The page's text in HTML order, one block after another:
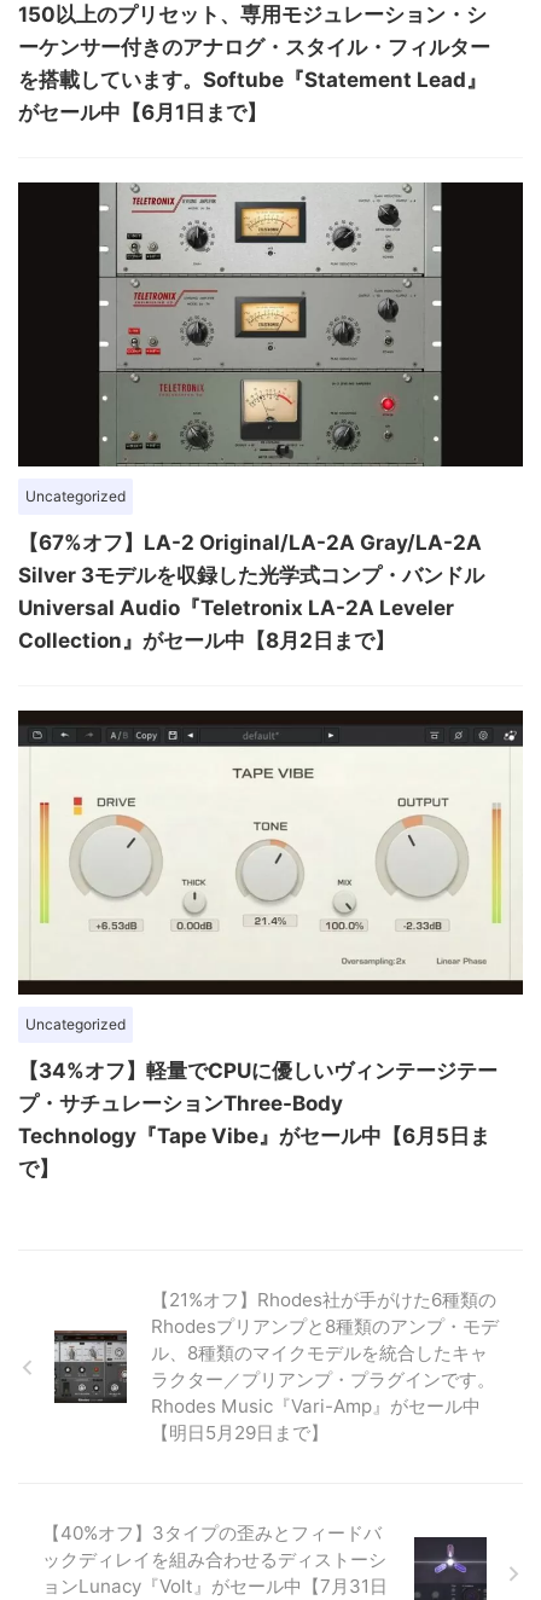
150以上のプリセット、専用モジュレーション・シ
ーケンサー付きのアナログ・スタイル・フィルター
を搭載しています。Softube『Statement Lead』
がセール中【6月1日まで】
Uncategorized
【67%オフ】LA-2 Original/LA-2A Gray/LA-2A
Silver 3モデルを収録した光学式コンプ・バンドル
Universal Audio『Teletronix LA-2A Leveler
Collection』がセール中【8月2日まで】
Uncategorized
【34%オフ】軽量でCPUに優しいヴィンテージテー
プ・サチュレーションThree-Body
Technology『Tape Vibe』がセール中【6月5日ま
で】
【21%オフ】Rhodes社が手がけた6種類の
Rhodesプリアンプと8種類のアンプ・モデ
ル、8種類のマイクモデルを統合したキャ
ラクター／プリアンプ・プラグインです。
Rhodes Music『Vari-Amp』がセール中
【明日5月29日まで】
【40%オフ】3タイプの歪みとフィードバ
ックディレイを組み合わせるディストーシ
ョンLunacy『Volt』がセール中【7月31日